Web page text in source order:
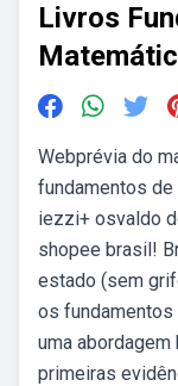
Livros
Webprévia do
fundamentos
iezzi+ osvaldo
shopee brasil!
estado (sem
os fundamentos
uma
primeiras